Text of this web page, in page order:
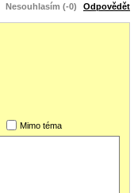
Nesouhlasím (-0) Odpovědět
Mimo téma